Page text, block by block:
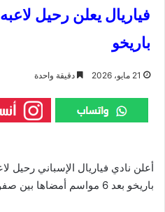
فياريال يعلن رحيل
باريخو
21 مايو، 2026 دقيقة واحدة
أعلن نادي فياريال الإسباني
باريخو بعد 6 مواسم أمضاها بين صفوفه.